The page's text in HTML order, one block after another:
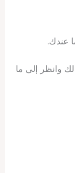
عندك.
وانظر إلى ما